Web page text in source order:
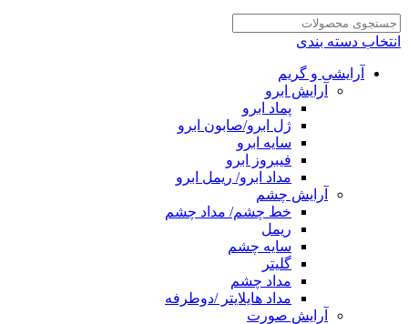
انتخاب دسته بندی
آرایشی و گریم
آرایش ابرو
پماد ابرو
ژل ابرو/صابون ابرو
سایه ابرو
فیبروز ابرو
مداد ابرو/ ریمل ابرو
آرایش چشم
خط چشم/ مداد چشم
ریمل
سایه چشم
گلیتر
مداد چشم
مداد هایلایتر /دوطرفه
آرایش صورت